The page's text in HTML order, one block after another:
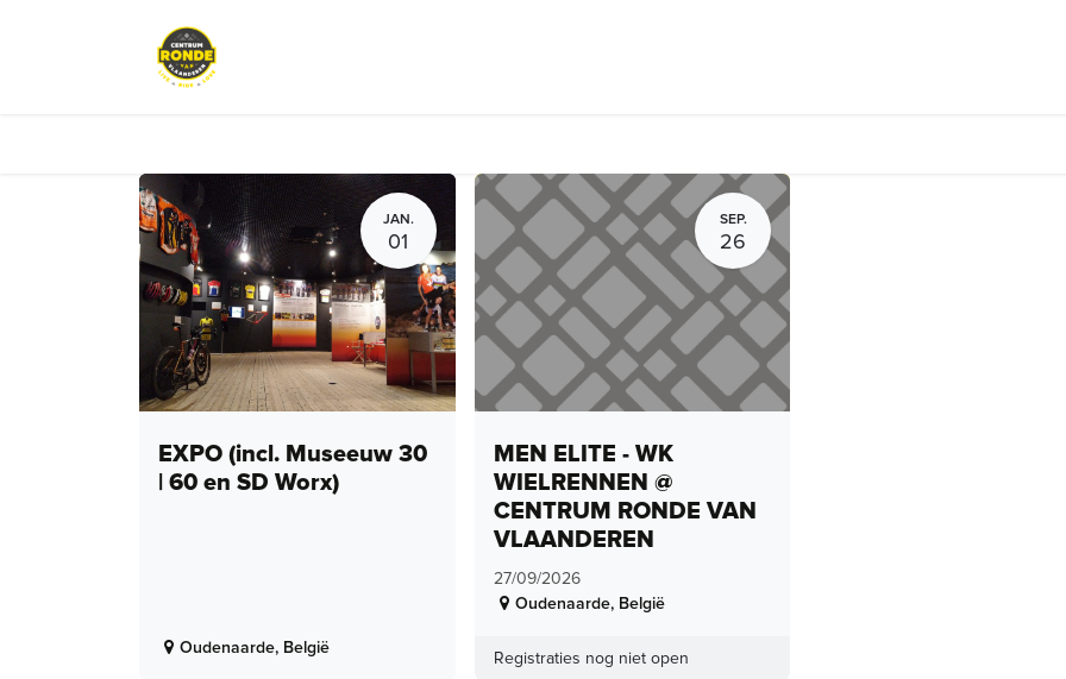
JAN.
01
EXPO (incl. Museeuw 30
| 60 en SD Worx)
Oudenaarde, België
SEP.
26
MEN ELITE - WK
WIELRENNEN @
CENTRUM RONDE VAN
VLAANDEREN
27/09/2026
Oudenaarde, België
Registraties nog niet open